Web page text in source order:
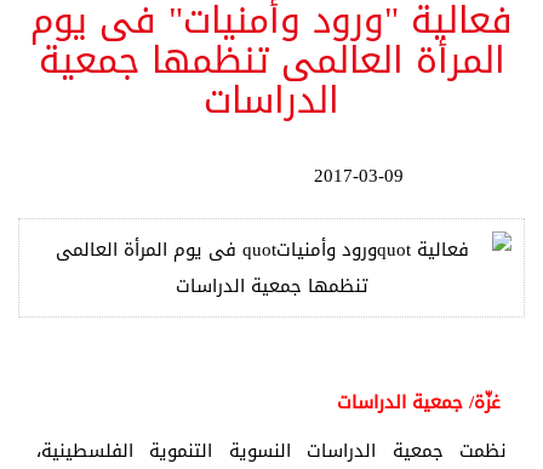
فعالية "ورود وأمنيات" فى يوم
المرأة العالمى تنظمها جمعية
الدراسات
2017-03-09
غزّة/ جمعية الدراسات
نظمت جمعية الدراسات النسوية التنموية الفلسطينية،